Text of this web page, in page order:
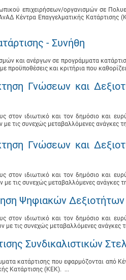
επιχειρήσεων/οργανισμών σε
Κέντρα Επαγγελματικής Κατάρτισης
- Συνήθη
και ανέργων σε προγράμματα
και κριτήρια που
Γνώσεων και
ιδιωτικό και τον δημόσιο και
με τις συνεχώς μεταβαλλόμενες ανάγκες
Γνώσεων και
ιδιωτικό και τον δημόσιο και
με τις συνεχώς μεταβαλλόμενες ανάγκες
Ψηφιακών Δεξιοτήτων
ιδιωτικό και τον δημόσιο και
με τις συνεχώς μεταβαλλόμενες ανάγκες
Συνδικαλιστικών
κατάρτισης που εφαρμόζονται από
Κατάρτισης (ΚΕΚ). ...